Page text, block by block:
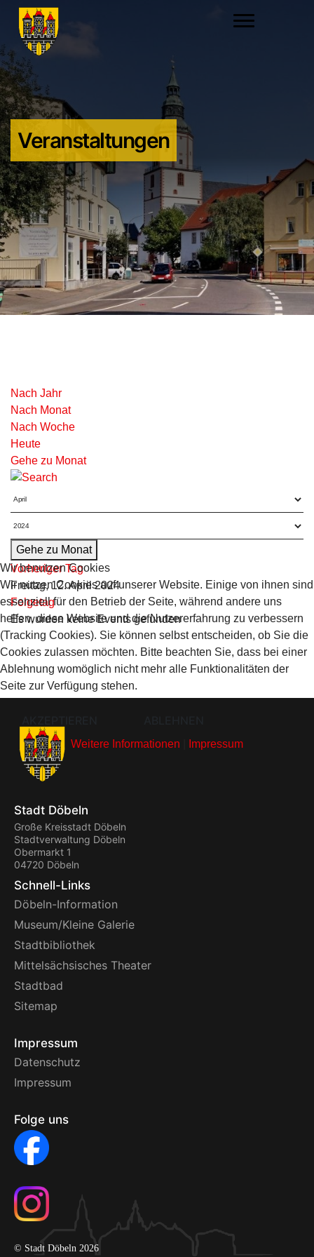
Veranstaltungen
Nach Jahr
Nach Monat
Nach Woche
Heute
Gehe zu Monat
Gehe zu Monat
Vorheriger Tag
Freitag, 12. April 2024
Folgetag
Es wurden keine Events gefunden
Stadt Döbeln
Große Kreisstadt Döbeln
Stadtverwaltung Döbeln
Obermarkt 1
04720 Döbeln
Schnell-Links
Döbeln-Information
Museum/Kleine Galerie
Stadtbibliothek
Mittelsächsisches Theater
Stadtbad
Sitemap
Impressum
Datenschutz
Impressum
Folge uns
© Stadt Döbeln 2026
Wir benutzen Cookies
Wir nutzen Cookies auf unserer Website. Einige von ihnen sind
essenziell für den Betrieb der Seite, während andere uns
helfen, diese Website und die Nutzererfahrung zu verbessern
(Tracking Cookies). Sie können selbst entscheiden, ob Sie die
Cookies zulassen möchten. Bitte beachten Sie, dass bei einer
Ablehnung womöglich nicht mehr alle Funktionalitäten der
Seite zur Verfügung stehen.
Weitere Informationen Impressum